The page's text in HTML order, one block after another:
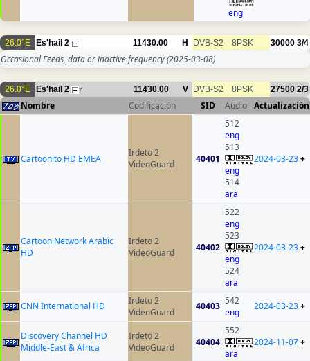
eng
26.0°E Es'hail 2 11430.00 H DVB-S2 8PSK 30000 3/4
Occasional Feeds, data or inactive frequency(2025-03-08)
26.0°E Es'hail 2 7 11430.00 V DVB-S2 8PSK 27500 2/3
Nombre Codificación SID Audio Actualización
Cartoonito HD EMEA
Irdeto 2
VideoGuard
40401
512
eng
513
eng
514
ara
2024-03-23+
Cartoon Network Arabic
HD
Irdeto 2
VideoGuard
40402
522
eng
523
eng
524
ara
2024-03-23+
CNN International HD
Irdeto 2
VideoGuard
40403 542
eng
2024-03-23+
Discovery Channel HD
Middle-East & Africa
Irdeto 2
VideoGuard
40404
552
ara
2024-11-07+